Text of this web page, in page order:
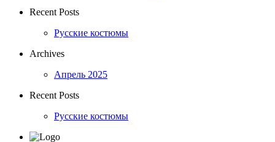
Recent Posts
Русские костюмы
Archives
Апрель 2025
Recent Posts
Русские костюмы